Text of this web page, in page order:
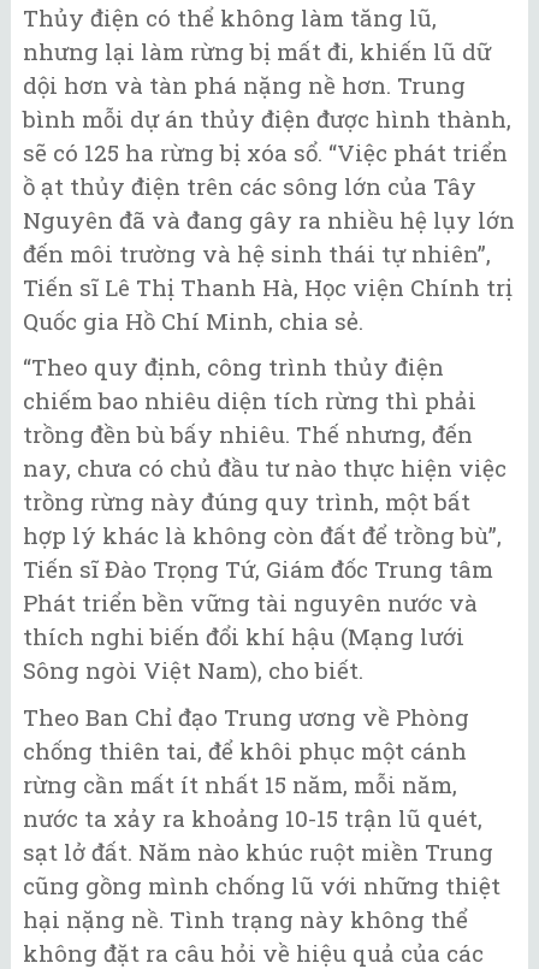
Thủy điện có thể không làm tăng lũ,
nhưng lại làm rừng bị mất đi, khiến lũ dữ
dội hơn và tàn phá nặng nề hơn. Trung
bình mỗi dự án thủy điện được hình thành,
sẽ có 125 ha rừng bị xóa sổ. “Việc phát triển
ồ ạt thủy điện trên các sông lớn của Tây
Nguyên đã và đang gây ra nhiều hệ lụy lớn
đến môi trường và hệ sinh thái tự nhiên”,
Tiến sĩ Lê Thị Thanh Hà, Học viện Chính trị
Quốc gia Hồ Chí Minh, chia sẻ.
“Theo quy định, công trình thủy điện
chiếm bao nhiêu diện tích rừng thì phải
trồng đền bù bấy nhiêu. Thế nhưng, đến
nay, chưa có chủ đầu tư nào thực hiện việc
trồng rừng này đúng quy trình, một bất
hợp lý khác là không còn đất để trồng bù”,
Tiến sĩ Đào Trọng Tứ, Giám đốc Trung tâm
Phát triển bền vững tài nguyên nước và
thích nghi biến đổi khí hậu (Mạng lưới
Sông ngòi Việt Nam), cho biết.
Theo Ban Chỉ đạo Trung ương về Phòng
chống thiên tai, để khôi phục một cánh
rừng cần mất ít nhất 15 năm, mỗi năm,
nước ta xảy ra khoảng 10-15 trận lũ quét,
sạt lở đất. Năm nào khúc ruột miền Trung
cũng gồng mình chống lũ với những thiệt
hại nặng nề. Tình trạng này không thể
không đặt ra câu hỏi về hiệu quả của các